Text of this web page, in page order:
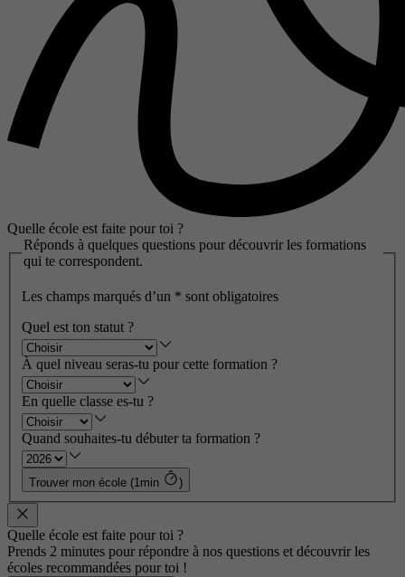
Quelle école est faite pour toi ?
Réponds à quelques questions pour découvrir les formations
qui te correspondent.
Les champs marqués d’un * sont obligatoires
Quel est ton statut ?
À quel niveau seras-tu pour cette formation ?
En quelle classe es-tu ?
Quand souhaites-tu débuter ta formation ?
Trouver mon école (1min )
Quelle école est faite pour toi ?
Prends 2 minutes pour répondre à nos questions et découvrir les
écoles recommandées pour toi !